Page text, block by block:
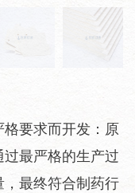
要求而开发：原
最严格的生产过
最终符合制药行